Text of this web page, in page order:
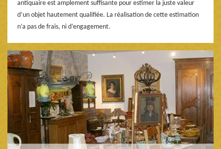
antiquaire est amplement suffisante pour estimer la juste valeur
d’un objet hautement qualifiée. La réalisation de cette estimation
n’a pas de frais, ni d’engagement.